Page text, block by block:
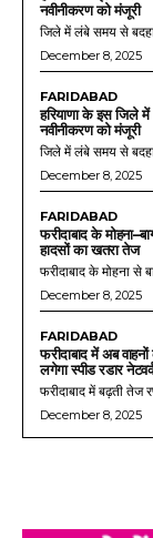
नवीनीकरण को मंजूरी
जिले में लंबे समय से
December 8, 2025
FARIDABAD
हरियाणा के इस जिले
नवीनीकरण को मंजूरी
जिले में लंबे समय से
December 8, 2025
FARIDABAD
फरीदाबाद के
हादसों का खतरा तेज
फरीदाबाद के मोहना से
December 8, 2025
FARIDABAD
फरीदाबाद में अब
लगेगा स्पीड रडार
फरीदाबाद में बढ़ती तेज
December 8, 2025